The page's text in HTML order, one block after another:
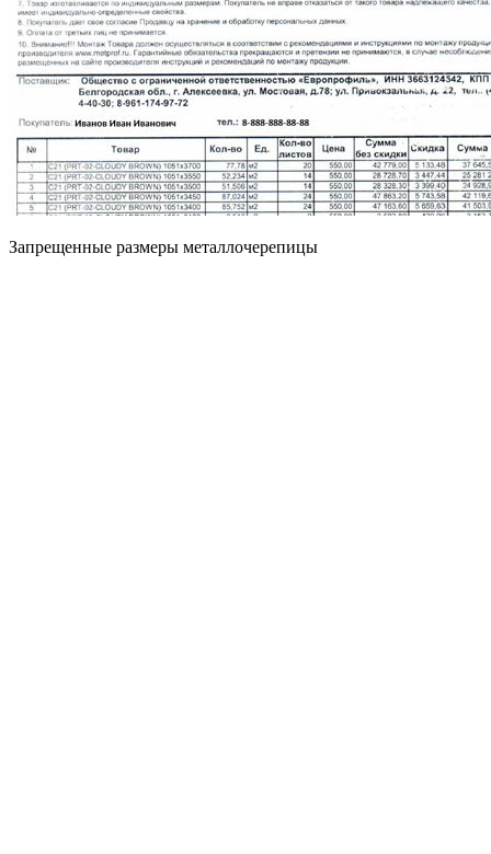
Запрещенные размеры металлочерепицы